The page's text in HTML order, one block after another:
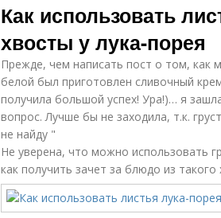
Как использовать
хвосты у лука-порея
Прежде, чем написать пост о том, как
белой был приготовлен сливочный
получила большой успех! Ура!)… я
вопрос. Лучше бы не заходила, т.к.
не найду "
Не уверена, что можно использовать
как получить зачет за блюдо из такого